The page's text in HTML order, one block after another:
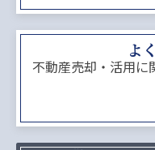
よ
不動産売却・活用に